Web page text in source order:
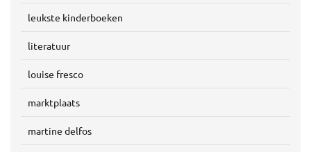
leukste kinderboeken
literatuur
louise fresco
marktplaats
martine delfos